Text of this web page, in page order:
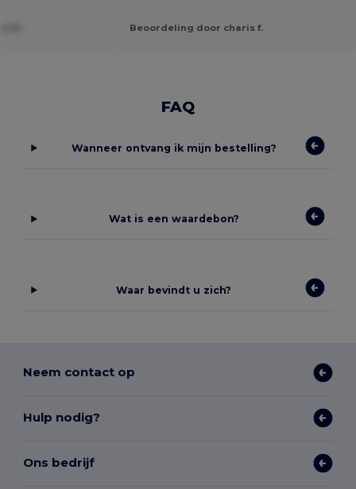
Beoordeling door charis f.
FAQ
Wanneer ontvang ik mijn bestelling?
Wat is een waardebon?
Waar bevindt u zich?
Neem contact op
Hulp nodig?
Ons bedrijf